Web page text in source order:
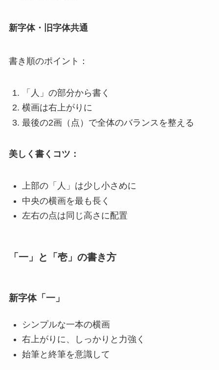
新字体・旧字体共通
書き順のポイント：
「人」の部分から書く
横画は右上がりに
最後の2画（点）で全体のバランスを整える
美しく書くコツ：
上部の「人」は少し小さめに
中央の横画を最も長く
左右の点は同じ高さに配置
「一」と「壱」の書き方
新字体「一」
シンプルな一本の横画
右上がりに、しっかりと力強く
始筆と終筆を意識して